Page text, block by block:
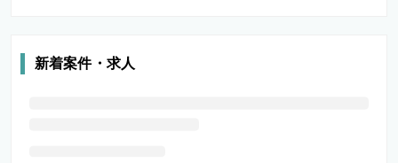
新着案件・求人